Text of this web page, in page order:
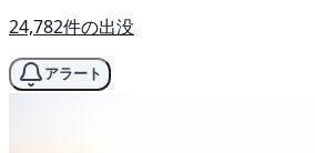
24,782件の出没
アラート